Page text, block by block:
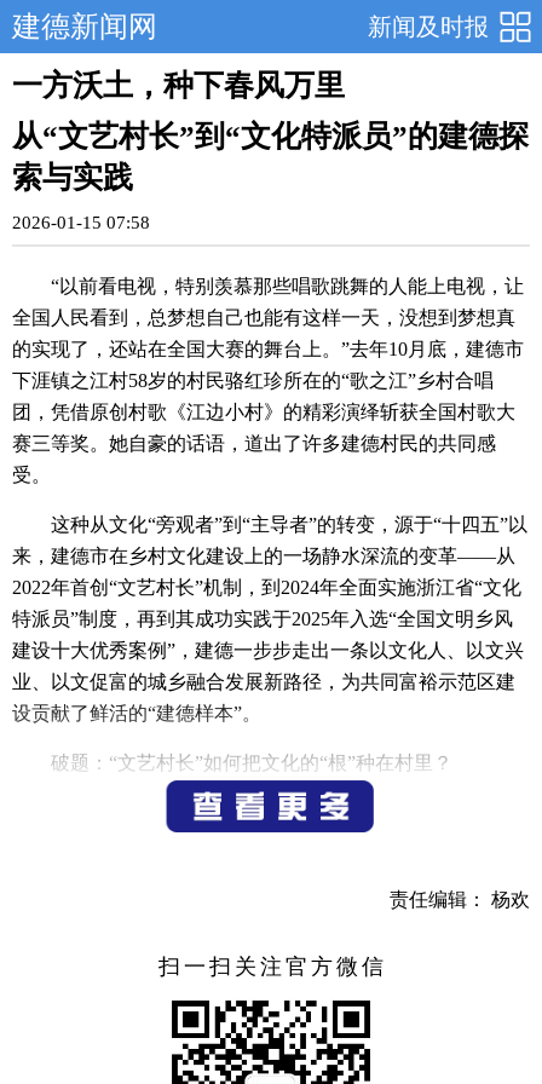
新闻及时报
建德新闻网
一方沃土，种下春风万里
从“文艺村长”到“文化特派员”的建德探
索与实践
2026-01-15 07:58
“以前看电视，特别羡慕那些唱歌跳舞的人能上电视，让
全国人民看到，总梦想自己也能有这样一天，没想到梦想真
的实现了，还站在全国大赛的舞台上。”去年10月底，建德市
下涯镇之江村58岁的村民骆红珍所在的“歌之江”乡村合唱
团，凭借原创村歌《江边小村》的精彩演绎斩获全国村歌大
赛三等奖。她自豪的话语，道出了许多建德村民的共同感
受。
这种从文化“旁观者”到“主导者”的转变，源于“十四五”以
来，建德市在乡村文化建设上的一场静水深流的变革——从
2022年首创“文艺村长”机制，到2024年全面实施浙江省“文化
特派员”制度，再到其成功实践于2025年入选“全国文明乡风
建设十大优秀案例”，建德一步步走出一条以文化人、以文兴
业、以文促富的城乡融合发展新路径，为共同富裕示范区建
设贡献了鲜活的“建德样本”。
破题：“文艺村长”如何把文化的“根”种在村里？
“以前村里除了打牌就是闲聊，现在每天晚上文化礼堂都
五”期间建德乡村文化生活的蝶变。2022年，面对农村文化人
在全省率先探索推行“文艺村长”制度，打破城乡文化壁垒，
让专业文艺工作者走出工作室、剧场，走进田间地头，成为
乡村文化建设的“播种人”。
责任编辑： 杨欢
扫一扫关注官方微信